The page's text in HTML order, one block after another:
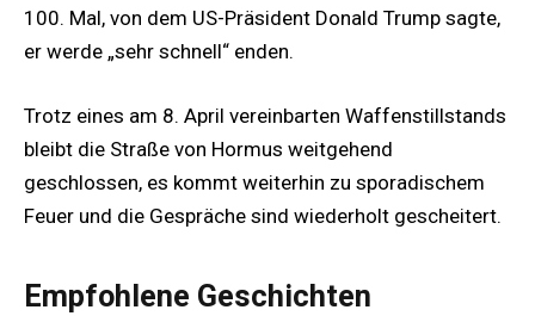
100. Mal, von dem US-Präsident Donald Trump sagte,
er werde „sehr schnell“ enden.
Trotz eines am 8. April vereinbarten Waffenstillstands
bleibt die Straße von Hormus weitgehend
geschlossen, es kommt weiterhin zu sporadischem
Feuer und die Gespräche sind wiederholt gescheitert.
Empfohlene Geschichten